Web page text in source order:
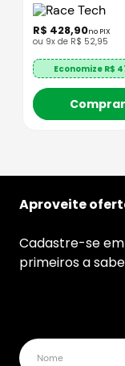
R$ 428,90no PIX
ou 9x de R$ 52,95
Economize R$
Comprar
Aproveite
Cadastre-se
primeiros a